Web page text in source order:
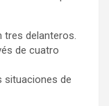
delanteros.
de cuatro
situaciones de